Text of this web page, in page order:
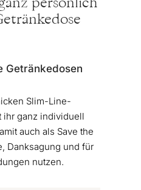
persönlich
Getränkedosen
Slim-Line-
ihr ganz individuell
auch als Save the
Danksagung und für
nutzen.